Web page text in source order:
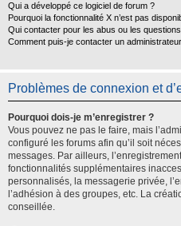
Qui a développé ce logiciel de forum ?
Pourquoi la fonctionnalité X n’est pas
Qui contacter pour les abus ou les
Comment puis-je contacter un
Problèmes de connexion et
Pourquoi dois-je m’enregistrer ?
Vous pouvez ne pas le faire, mais
configuré les forums afin qu’il soit
messages. Par ailleurs,
fonctionnalités supplémentaires
personnalisés, la messagerie privée,
l’adhésion à des groupes, etc. La
conseillée.